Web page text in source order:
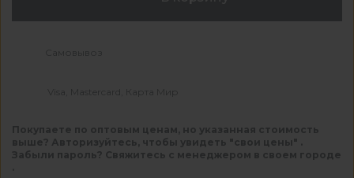
Самовывоз
Visa, Mastercard, Карта Мир
Покупаете по оптовым ценам, но указанная стоимость
выше? Авторизуйтесь, чтобы увидеть "свои цены" .
Забыли пароль? Свяжитесь с менеджером в своем городе